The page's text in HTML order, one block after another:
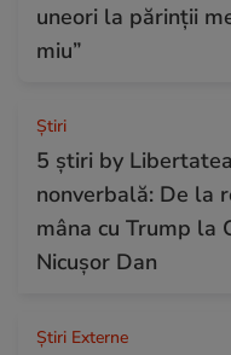
uneori la părinții
miu”
Ştiri
5 știri by
nonverbală: De la
mâna cu Trump la
Nicușor Dan
Știri Externe